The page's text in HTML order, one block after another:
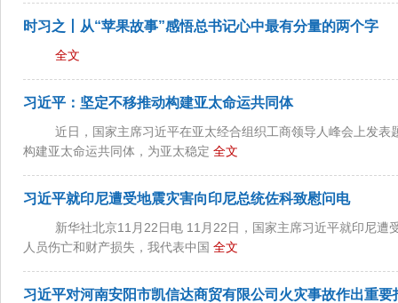
时习之丨从“苹果故事”感悟总书记心中最有分量的两个字
全文
习近平：坚定不移推动构建亚太命运共同体
近日，国家主席习近平在亚太经合组织工商领导人峰会上发
构建亚太命运共同体，为亚太稳定 全文
习近平就印尼遭受地震灾害向印尼总统佐科致慰问电
新华社北京11月22日电 11月22日，国家主席习近平就印尼
人员伤亡和财产损失，我代表中国 全文
习近平对河南安阳市凯信达商贸有限公司火灾事故作出重要